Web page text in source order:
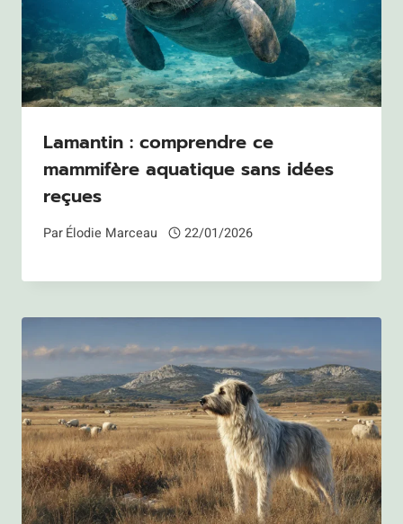
Lamantin : comprendre ce
mammifère aquatique sans idées
reçues
ParÉlodie Marceau 22/01/2026